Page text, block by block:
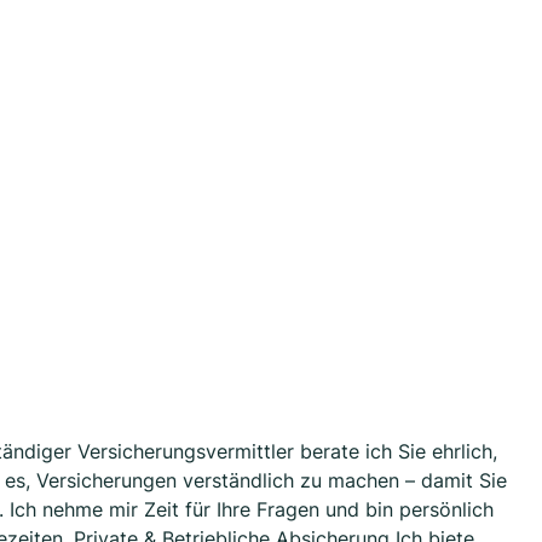
Versicherungsvermittler berate ich Sie ehrlich,
Versicherungen verständlich zu machen – damit Sie
nehme mir Zeit für Ihre Fragen und bin persönlich